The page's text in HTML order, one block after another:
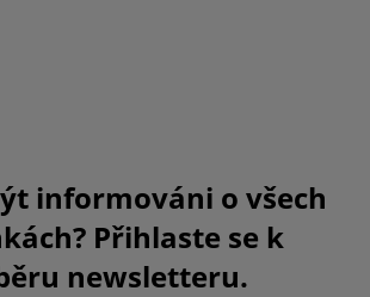
informováni o všech
Přihlaste se k
newsletteru.